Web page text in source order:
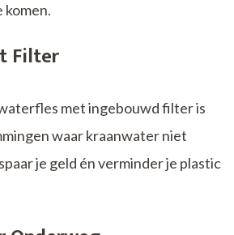
komen.
Filter
met ingebouwd filter is
waar kraanwater niet
je geld én verminder je plastic